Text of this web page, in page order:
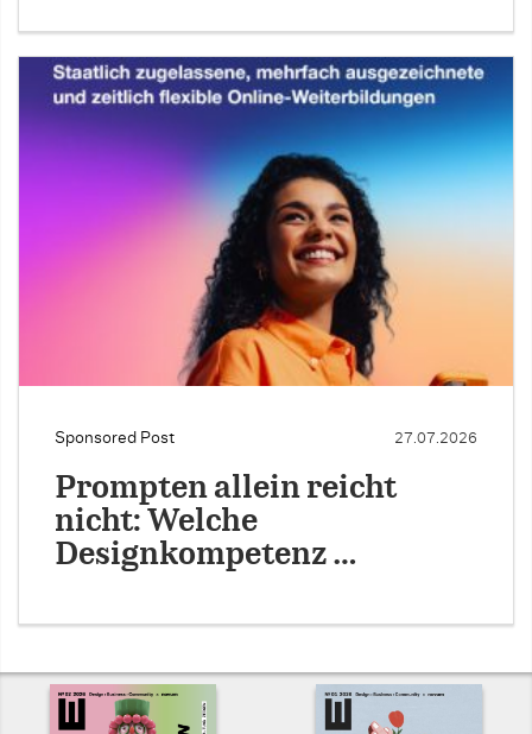
Sponsored Post 27.07.2026
Prompten allein reicht
nicht: Welche
Designkompetenz …